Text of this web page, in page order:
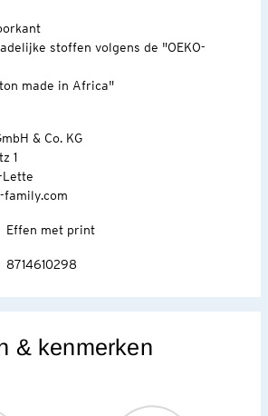
stoffen volgens de "OEKO-
made in Africa"
& Co. KG
1
Lette
family.com
Effen met print
8714610298
& kenmerken